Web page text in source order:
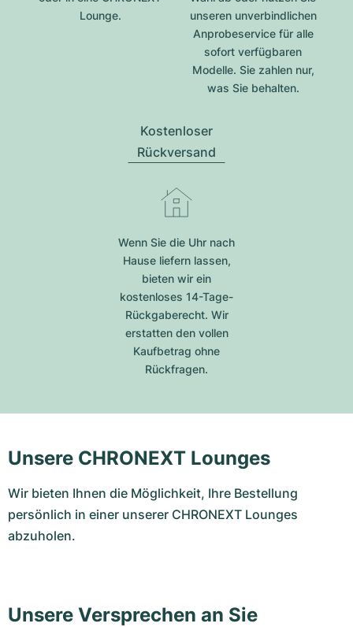
Lounge.
unseren unverbindlichen
Anprobeservice für alle
sofort verfügbaren
Modelle. Sie zahlen nur,
was Sie behalten.
Kostenloser
Rückversand
Wenn Sie die Uhr nach
Hause liefern lassen,
bieten wir ein
kostenloses 14-Tage-
Rückgaberecht. Wir
erstatten den vollen
Kaufbetrag ohne
Rückfragen.
Unsere CHRONEXT Lounges
Wir bieten Ihnen die Möglichkeit, Ihre Bestellung
persönlich in einer unserer CHRONEXT Lounges
abzuholen.
Unsere Versprechen an Sie